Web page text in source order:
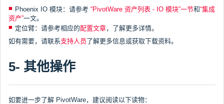
Phoenix IO 模块：请参考 “PivotWare 资产列表 - IO 模块”一节和“集成
资产”一文。
定位臂：请参考相应的配置文章，了解更多详情。
如有需要，请联系支持人员了解更多信息或获取下载资料。
5- 其他操作
如要进一步了解 PivotWare，建议阅读以下读物：